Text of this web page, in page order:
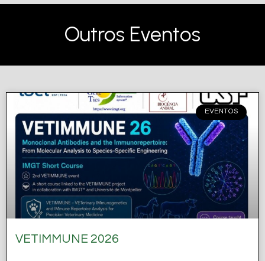
Outros Eventos
EVENTOS
VETIMMUNE 2026